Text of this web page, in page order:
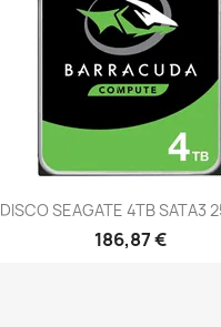
Vista rápida
DISCO SEAGATE 4TB SATA3
186,87 €